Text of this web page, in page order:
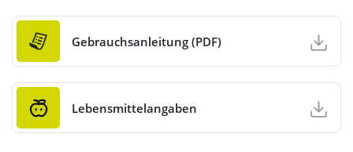
Gebrauchsanleitung (PDF)
Lebensmittelangaben